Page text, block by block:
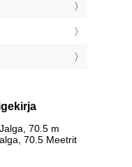
70.5 m
70.5 Meetrit